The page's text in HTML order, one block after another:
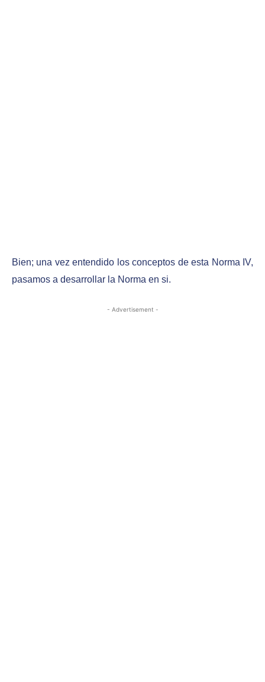
Bien; una vez entendido los conceptos de esta Norma IV,
pasamos a desarrollar la Norma en si.
- Advertisement -